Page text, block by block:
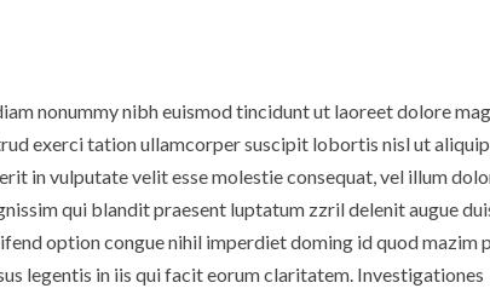
nonummy nibh euismod tincidunt ut laoreet dolore
exerci tation ullamcorper suscipit lobortis nisl ut
in vulputate velit esse molestie consequat, vel illum
qui blandit praesent luptatum zzril delenit augue
option congue nihil imperdiet doming id quod mazim
legentis in iis qui facit eorum claritatem. Investigationes